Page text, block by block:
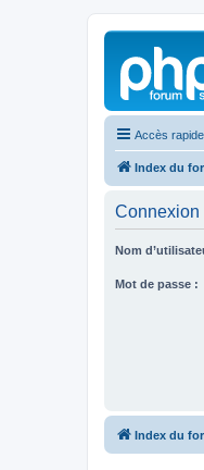
Accès rapide
Index du
Connexion
Nom
Mot de passe :
Index du